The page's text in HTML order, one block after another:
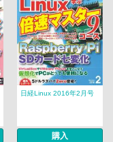
日経Linux 2016年2月号
購入